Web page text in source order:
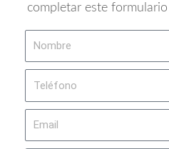
completar este